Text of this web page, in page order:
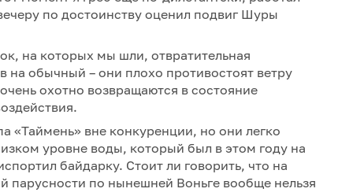
по достоинству оценил подвиг Шуры
на которых мы шли, отвратительная
на обычный – они плохо противостоят ветру
охотно возвращаются в состояние
«Таймень» вне конкуренции, но они легко
уровне воды, который был в этом году на
байдарку. Стоит ли говорить, что на
парусности по нынешней Воньге вообще нельзя